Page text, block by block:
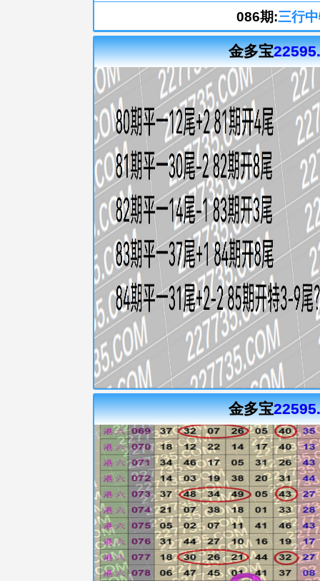
086期:三行
金多宝
金多宝